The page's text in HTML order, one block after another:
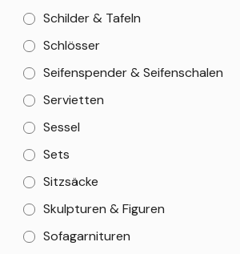
Schilder & Tafeln
Schlösser
Seifenspender & Seifenschalen
Servietten
Sessel
Sets
Sitzsäcke
Skulpturen & Figuren
Sofagarnituren